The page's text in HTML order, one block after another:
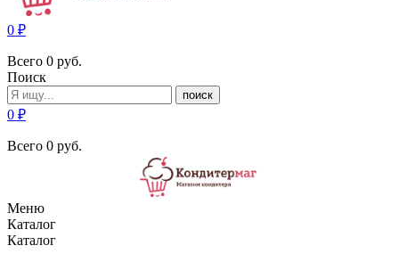
0 ₽
Всего 0 руб.
Поиск
поиск
0 ₽
Всего 0 руб.
Меню
Каталог
Каталог